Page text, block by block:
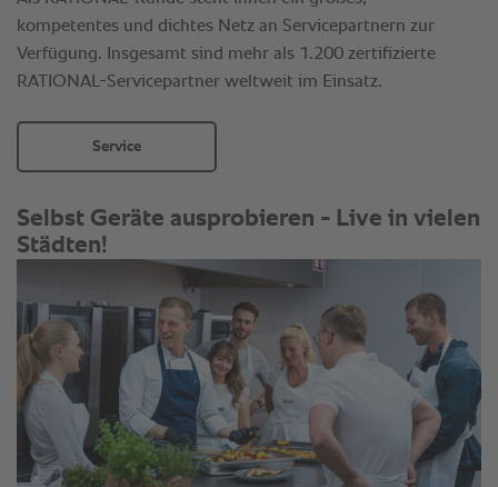
kompetentes und dichtes Netz an Servicepartnern zur
Verfügung. Insgesamt sind mehr als 1.200 zertifizierte
RATIONAL-Servicepartner weltweit im Einsatz.
Service